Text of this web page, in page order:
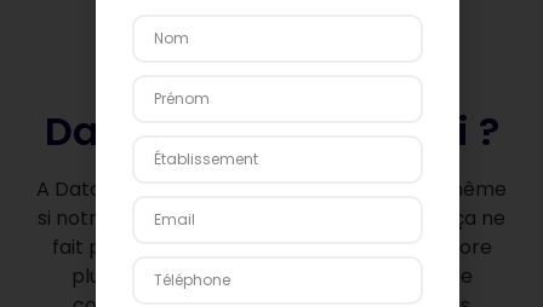
Datalumni, c’est quoi ?
A Datalumni, nous sommes persuadés que même
si notre plateforme alumni est magnifique… ça ne
fait pas tout. Alors pour accompagner encore
plus loin nos clients dans leurs objectifs de